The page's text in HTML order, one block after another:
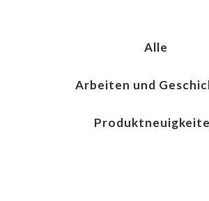
Alle
Arbeiten und